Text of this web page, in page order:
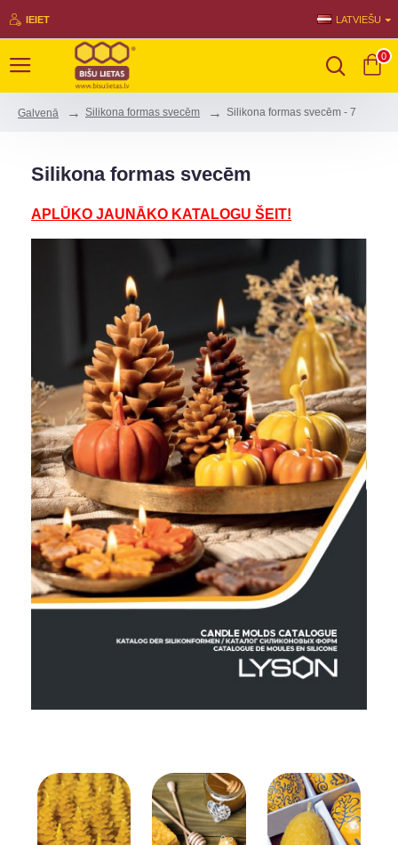
IEIET LATVIEŠU
0
Galvenā Silikona formas svecēm Silikona formas svecēm - 7
Silikona formas svecēm
APLŪKO JAUNĀKO KATALOGU ŠEIT!